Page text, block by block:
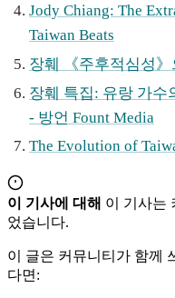
Jody Chiang: The
Taiwan Beats
장훼 《주후적심성
장훼 특집: 유랑 가수
- 방언 Fount Media
The Evolution of
이 기사에 대해 이 기사는
었습니다.
이 글은 커뮤니티가 함께
다면: